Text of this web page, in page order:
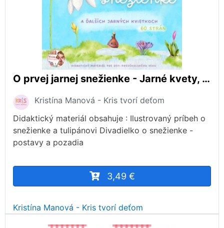
O prvej jarnej snežienke - Jarné kvety, Jar
Kristína Manová - Kris tvorí deťom
Didaktický materiál obsahuje : Ilustrovaný príbeh o
snežienke a tulipánovi Divadielko o snežienke -
postavy a pozadia
3,49 €
Kristína Manová - Kris tvorí deťom